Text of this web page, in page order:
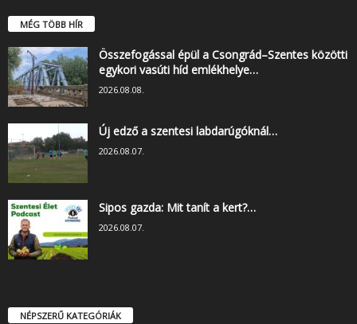
MÉG TÖBB HÍR
Összefogással épül a Csongrád–Szentes közötti
egykori vasúti híd emlékhelye…
2026.08.08.
Új edző a szentesi labdarúgóknál…
2026.08.07.
Sipos gazda: Mit tanít a kert?…
2026.08.07.
NÉPSZERŰ KATEGÓRIÁK